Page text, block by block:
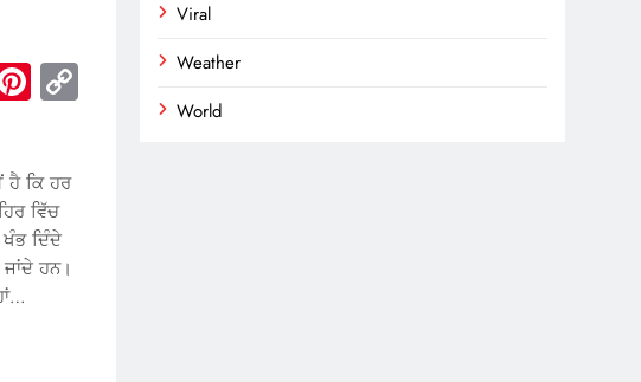
Pinterest
Copy
ਹੈ ਕਿ ਹਰ
ਵਿੱਚ
ਦਿੰਦੇ
ਹਨ।
Viral
Weather
World